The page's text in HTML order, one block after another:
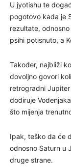
U jyotishu te
pogotovo kada je
rezultate,
psihi potisnuto, a
Također, najbliži
dovoljno govori
retrogradni
dodiruje
što mijenja
Ipak, teško da će
odnosno Saturn u
druge strane.